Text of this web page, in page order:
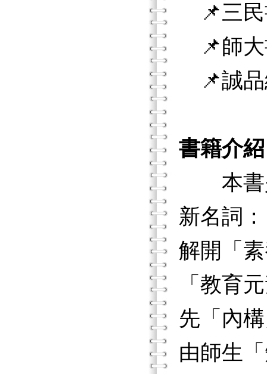
📌三民
📌師大
📌誠品
書籍介紹
本書是
新名詞
解開「
「教育
先「內
由師生